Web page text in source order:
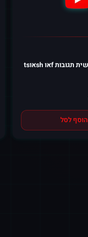
יוטיוב מותאם אישית תגובות fאו shאוts
הוסף לסל